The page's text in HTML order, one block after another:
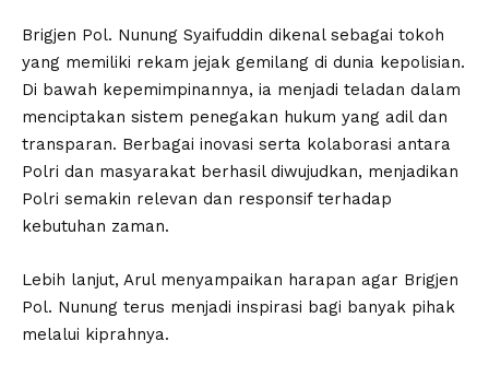
Brigjen Pol. Nunung Syaifuddin dikenal sebagai tokoh
yang memiliki rekam jejak gemilang di dunia kepolisian.
Di bawah kepemimpinannya, ia menjadi teladan dalam
menciptakan sistem penegakan hukum yang adil dan
transparan. Berbagai inovasi serta kolaborasi antara
Polri dan masyarakat berhasil diwujudkan, menjadikan
Polri semakin relevan dan responsif terhadap
kebutuhan zaman.
Lebih lanjut, Arul menyampaikan harapan agar Brigjen
Pol. Nunung terus menjadi inspirasi bagi banyak pihak
melalui kiprahnya.